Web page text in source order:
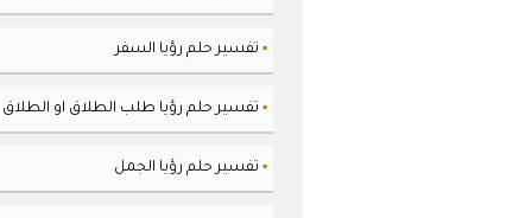
▪ تفسير حلم رؤيا السفر
▪ تفسير حلم رؤيا طلب الطلاق او الطلاق
▪ تفسير حلم رؤيا الجمل